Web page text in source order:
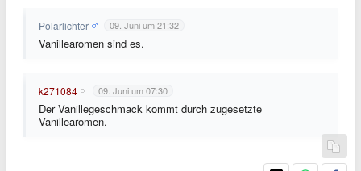
Polarlichter 09. Juni um 21:32
Vanillearomen sind es.
k271084 09. Juni um 07:30
Der Vanillegeschmack kommt durch zugesetzte
Vanillearomen.